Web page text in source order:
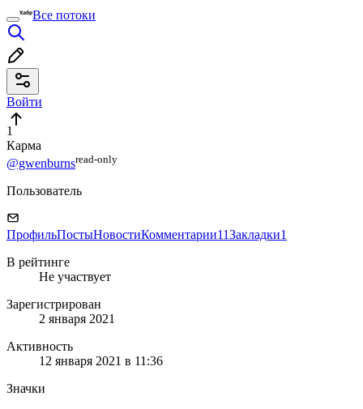
Все потоки
Войти
1
Карма
@gwenburnsread⁠-⁠only
Пользователь
ПрофильПостыНовостиКомментарии11Закладки1
В рейтинге
Не участвует
Зарегистрирован
2 января 2021
Активность
12 января 2021 в 11:36
Значки